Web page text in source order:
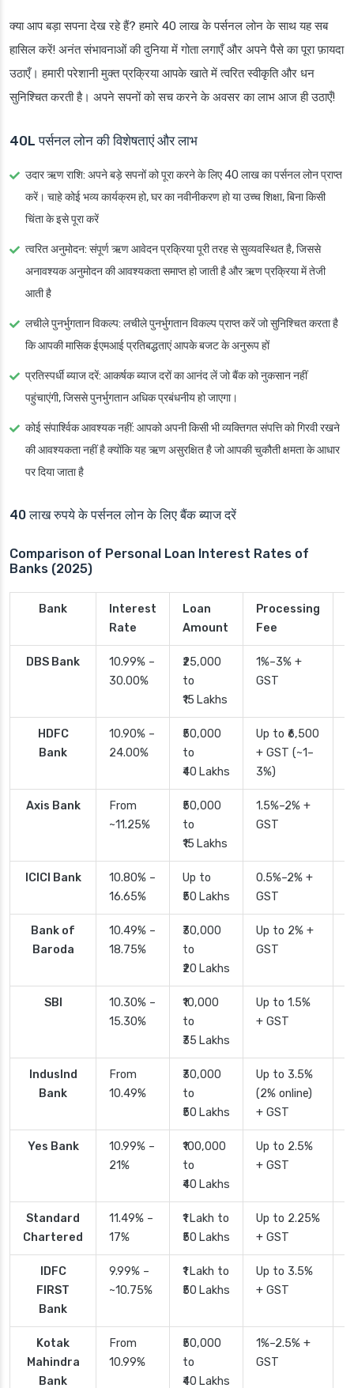
क्या आप बड़ा सपना देख रहे हैं? हमारे 40 लाख के पर्सनल लोन के साथ यह सब
हासिल करें! अनंत संभावनाओं की दुनिया में गोता लगाएँ और अपने पैसे का पूरा फ़ायदा
उठाएँ। हमारी परेशानी मुक्त प्रक्रिया आपके खाते में त्वरित स्वीकृति और धन
सुनिश्चित करती है। अपने सपनों को सच करने के अवसर का लाभ आज ही उठाएँ!
40L पर्सनल लोन की विशेषताएं और लाभ
उदार ऋण राशि: अपने बड़े सपनों को पूरा करने के लिए 40 लाख का पर्सनल लोन प्राप्त
करें। चाहे कोई भव्य कार्यक्रम हो, घर का नवीनीकरण हो या उच्च शिक्षा, बिना किसी
चिंता के इसे पूरा करें
त्वरित अनुमोदन: संपूर्ण ऋण आवेदन प्रक्रिया पूरी तरह से सुव्यवस्थित है, जिससे
अनावश्यक अनुमोदन की आवश्यकता समाप्त हो जाती है और ऋण प्रक्रिया में तेजी
आती है
लचीले पुनर्भुगतान विकल्प: लचीले पुनर्भुगतान विकल्प प्राप्त करें जो सुनिश्चित करता है
कि आपकी मासिक ईएमआई प्रतिबद्धताएं आपके बजट के अनुरूप हों
प्रतिस्पर्धी ब्याज दरें: आकर्षक ब्याज दरों का आनंद लें जो बैंक को नुकसान नहीं
पहुंचाएंगी, जिससे पुनर्भुगतान अधिक प्रबंधनीय हो जाएगा।
कोई संपार्श्विक आवश्यक नहीं: आपको अपनी किसी भी व्यक्तिगत संपत्ति को गिरवी रखने
की आवश्यकता नहीं है क्योंकि यह ऋण असुरक्षित है जो आपकी चुकौती क्षमता के आधार
पर दिया जाता है
40 लाख रुपये के पर्सनल लोन के लिए बैंक ब्याज दरें
Comparison of Personal Loan Interest Rates of
Banks (2025)
Bank
Interest
Rate
Loan
Amount
Processing
Fee
DBS Bank
10.99% –
30.00%
₹25,000
to
₹15 Lakhs
1%–3% +
GST
HDFC
Bank
10.90% –
24.00%
₹50,000
to
₹40 Lakhs
Up to ₹6,500
+ GST (~1–
3%)
Axis Bank
From
~11.25%
₹50,000
to
₹15 Lakhs
1.5%–2% +
GST
ICICI Bank
10.80% –
16.65%
Up to
₹50 Lakhs
0.5%–2% +
GST
Bank of
Baroda
10.49% –
18.75%
₹30,000
to
₹20 Lakhs
Up to 2% +
GST
SBI
10.30% –
15.30%
₹10,000
to
₹35 Lakhs
Up to 1.5%
+ GST
IndusInd
Bank
From
10.49%
₹30,000
to
₹50 Lakhs
Up to 3.5%
(2% online)
+ GST
Yes Bank
10.99% –
21%
₹100,000
to
₹40 Lakhs
Up to 2.5%
+ GST
Standard
Chartered
11.49% –
17%
₹1 Lakh to
₹50 Lakhs
Up to 2.25%
+ GST
IDFC
FIRST
Bank
9.99% –
~10.75%
₹1 Lakh to
₹50 Lakhs
Up to 3.5%
+ GST
Kotak
Mahindra
Bank
From
10.99%
₹50,000
to
₹40 Lakhs
1%–2.5% +
GST